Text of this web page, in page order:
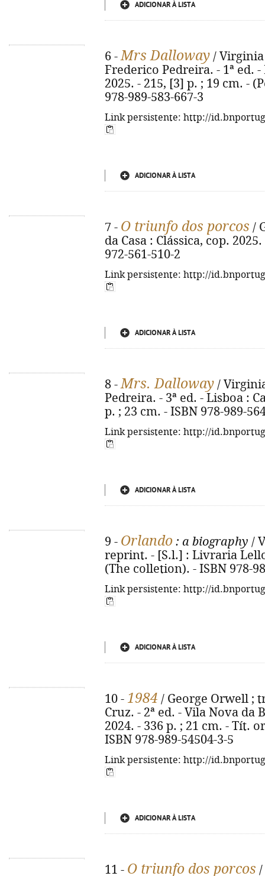
ADICIONAR À LISTA
6 -Mrs Dalloway /
Frederico Pedreira. - 1ª ed.
2025. - 215, [3] p. ; 19 cm. -
978-989-583-667-3
Link persistente: http://
ADICIONAR À LISTA
7 - O triunfo dos porcos /
da Casa : Clássica, cop.
972-561-510-2
Link persistente: http://
ADICIONAR À LISTA
8 -Mrs. Dalloway /
Pedreira. - 3ª ed. - Lisboa :
p. ; 23 cm. - ISBN 978-989-
Link persistente: http://
ADICIONAR À LISTA
9 - Orlando : a biography /
reprint. - [S.l.] : Livraria
(The colletion). - ISBN 978-
Link persistente: http://
ADICIONAR À LISTA
10 - 1984 / George Orwell ;
Cruz. - 2ª ed. - Vila Nova
2024. - 336 p. ; 21 cm. - Tít.
ISBN 978-989-54504-3-5
Link persistente: http://
ADICIONAR À LISTA
11 - O triunfo dos porcos /